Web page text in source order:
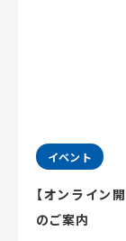
イベント
【オンライ
のご案内